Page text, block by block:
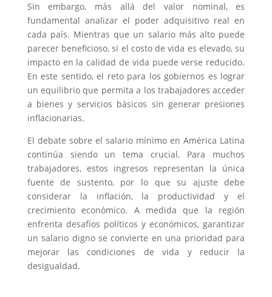
Sin embargo, más allá del valor nominal, es
fundamental analizar el poder adquisitivo real en
cada país. Mientras que un salario más alto puede
parecer beneficioso, si el costo de vida es elevado, su
impacto en la calidad de vida puede verse reducido.
En este sentido, el reto para los gobiernos es lograr
un equilibrio que permita a los trabajadores acceder
a bienes y servicios básicos sin generar presiones
inflacionarias.
El debate sobre el salario mínimo en América Latina
continúa siendo un tema crucial. Para muchos
trabajadores, estos ingresos representan la única
fuente de sustento, por lo que su ajuste debe
considerar la inflación, la productividad y el
crecimiento económico. A medida que la región
enfrenta desafíos políticos y económicos, garantizar
un salario digno se convierte en una prioridad para
mejorar las condiciones de vida y reducir la
desigualdad.